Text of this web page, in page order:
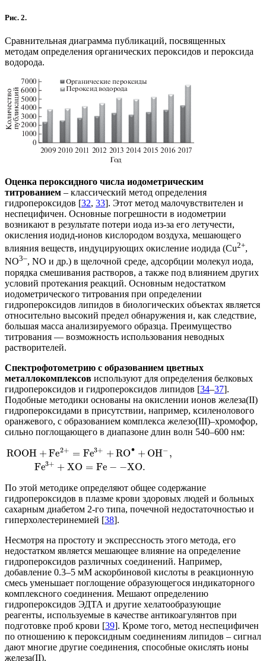
Рис. 2.
Сравнительная диаграмма публикаций, посвященных
методам определения органических пероксидов и пероксида
водорода.
Оценка пероксидного числа иодометрическим
титрованием – классический метод определения
гидропероксидов [32, 33]. Этот метод малочувствителен и
неспецифичен. Основные погрешности в иодометрии
возникают в результате потери иода из-за его летучести,
окисления иодид-ионов кислородом воздуха, мешающего
влияния веществ, индуцирующих окисление иодида (Cu2+,
NO3–, NO и др.) в щелочной среде, адсорбции молекул иода,
порядка смешивания растворов, а также под влиянием других
условий протекания реакций. Основным недостатком
иодометрического титрования при определении
гидропероксидов липидов в биологических объектах является
относительно высокий предел обнаружения и, как следствие,
большая масса анализируемого образца. Преимущество
титрования — возможность использования неводных
растворителей.
Спектрофотометрию с образованием цветных
металлокомплексов используют для определения белковых
гидропероксидов и гидропероксидов липидов [34–37].
Подобные методики основаны на окислении ионов железа(II)
гидропероксидами в присутствии, например, ксиленолового
оранжевого, с образованием комплекса железо(III)–хромофор,
сильно поглощающего в диапазоне длин волн 540–600 нм:
ROOH + Fe2+ = Fe3+ + RO∙ + OH− ,
Fe3+ + XO = Fe − −XO.
По этой методике определяют общее содержание
гидропероксидов в плазме крови здоровых людей и больных
сахарным диабетом 2-го типа, почечной недостаточностью и
гиперхолестеринемией [38].
Несмотря на простоту и экспрессность этого метода, его
недостатком является мешающее влияние на определение
гидропероксидов различных соединений. Например,
добавление 0.3–5 мМ аскорбиновой кислоты в реакционную
смесь уменьшает поглощение образующегося индикаторного
комплексного соединения. Мешают определению
гидропероксидов ЭДТА и другие хелатообразующие
реагенты, используемые в качестве антикоагулянтов при
подготовке проб крови [39]. Кроме того, метод неспецифичен
по отношению к пероксидным соединениям липидов – сигнал
дают многие другие соединения, способные окислять ионы
железа(II).